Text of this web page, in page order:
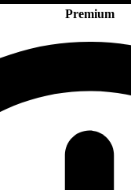
Premium